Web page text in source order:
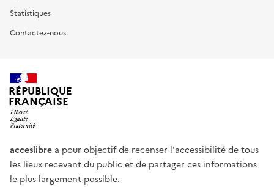
Statistiques
Contactez-nous
RÉPUBLIQUE
FRANÇAISE
acceslibre a pour objectif de recenser l'accessibilité de tous
les lieux recevant du public et de partager ces informations
le plus largement possible.